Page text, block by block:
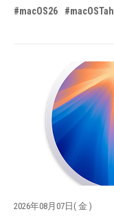
#macOS26
2026年08月07日( 金 )